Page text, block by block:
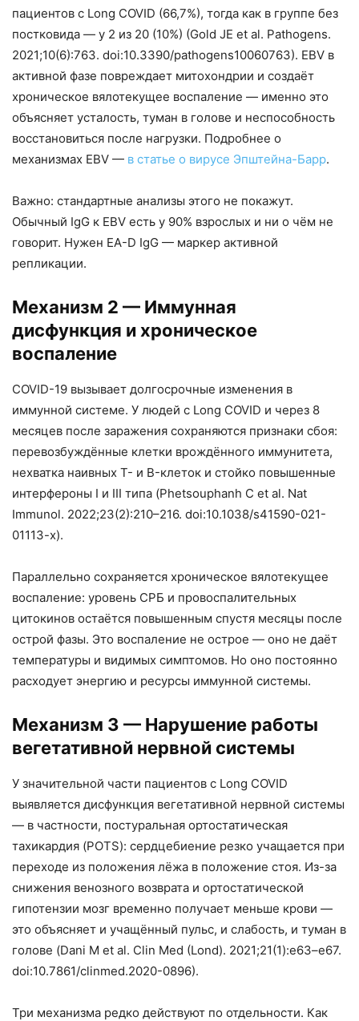
пациентов с Long COVID (66,7%), тогда как в группе без
постковида — у 2 из 20 (10%) (Gold JE et al. Pathogens.
2021;10(6):763. doi:10.3390/pathogens10060763). EBV в
активной фазе повреждает митохондрии и создаёт
хроническое вялотекущее воспаление — именно это
объясняет усталость, туман в голове и неспособность
восстановиться после нагрузки. Подробнее о
механизмах EBV — в статье о вирусе Эпштейна-Барр.
Важно: стандартные анализы этого не покажут.
Обычный IgG к EBV есть у 90% взрослых и ни о чём не
говорит. Нужен EA-D IgG — маркер активной
репликации.
Механизм 2 — Иммунная
дисфункция и хроническое
воспаление
COVID-19 вызывает долгосрочные изменения в
иммунной системе. У людей с Long COVID и через 8
месяцев после заражения сохраняются признаки сбоя:
перевозбуждённые клетки врождённого иммунитета,
нехватка наивных T- и B-клеток и стойко повышенные
интерфероны I и III типа (Phetsouphanh C et al. Nat
Immunol. 2022;23(2):210–216. doi:10.1038/s41590-021-
01113-x).
Параллельно сохраняется хроническое вялотекущее
воспаление: уровень СРБ и провоспалительных
цитокинов остаётся повышенным спустя месяцы после
острой фазы. Это воспаление не острое — оно не даёт
температуры и видимых симптомов. Но оно постоянно
расходует энергию и ресурсы иммунной системы.
Механизм 3 — Нарушение работы
вегетативной нервной системы
У значительной части пациентов с Long COVID
выявляется дисфункция вегетативной нервной системы
— в частности, постуральная ортостатическая
тахикардия (POTS): сердцебиение резко учащается при
переходе из положения лёжа в положение стоя. Из-за
снижения венозного возврата и ортостатической
гипотензии мозг временно получает меньше крови —
это объясняет и учащённый пульс, и слабость, и туман в
голове (Dani M et al. Clin Med (Lond). 2021;21(1):e63–e67.
doi:10.7861/clinmed.2020-0896).
Три механизма редко действуют по отдельности. Как